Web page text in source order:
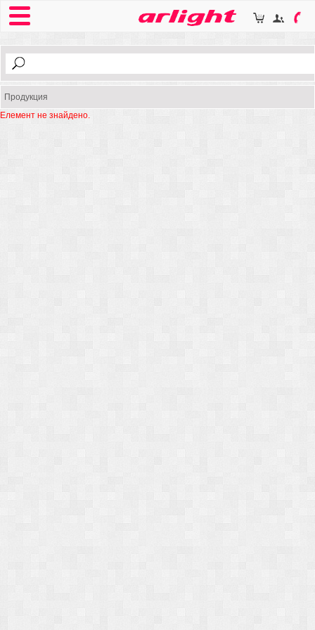
Продукция
Елемент не знайдено.